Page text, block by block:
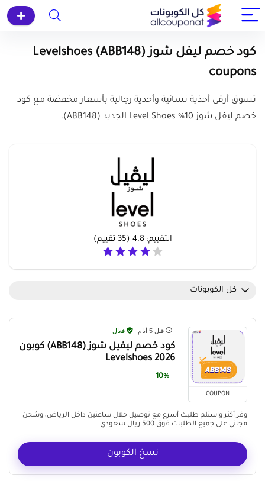
كود خصم ليفل شوز (ABB148) Levelshoes
coupons
تسوق أرقى أحذية نسائية وأحذية رجالية بأسعار مخفضة مع كود
خصم ليفل شوز 10% Level Shoes الجديد (ABB148).
التقييم: 4.8
(
35 تقييم)
كل الكوبونات
COUPON
قبل 5 أيام فعال
كود خصم ليفيل شوز (ABB148) كوبون
Levelshoes 2026
10%
وفر أكثر واستلم طلبك أسرع مع توصيل خلال ساعتين داخل الرياض، وشحن
مجاني على جميع الطلبات فوق 500 ريال سعودي.
نسخ الكوبون